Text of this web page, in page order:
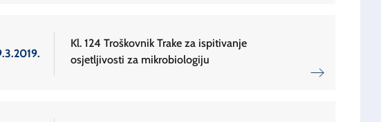
Kl. 124 Troškovnik Trake za ispitivanje
osjetljivosti za mikrobiologiju